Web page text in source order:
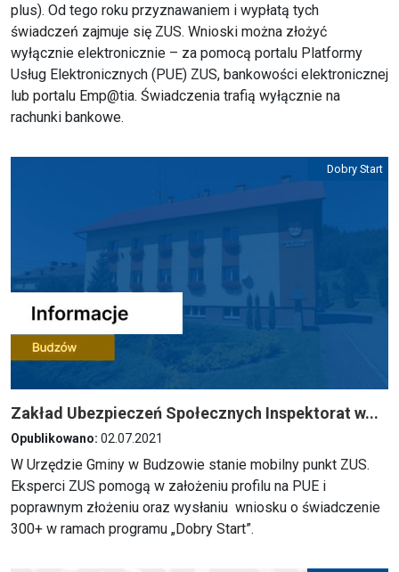
plus). Od tego roku przyznawaniem i wypłatą tych
świadczeń zajmuje się ZUS. Wnioski można złożyć
wyłącznie elektronicznie – za pomocą portalu Platformy
Usług Elektronicznych (PUE) ZUS, bankowości elektronicznej
lub portalu Emp@tia. Świadczenia trafią wyłącznie na
rachunki bankowe.
Dobry Start
Zakład Ubezpieczeń Społecznych Inspektorat w...
Opublikowano: 02.07.2021
W Urzędzie Gminy w Budzowie stanie mobilny punkt ZUS.
Eksperci ZUS pomogą w założeniu profilu na PUE i
poprawnym złożeniu oraz wysłaniu wniosku o świadczenie
300+ w ramach programu „Dobry Start”.